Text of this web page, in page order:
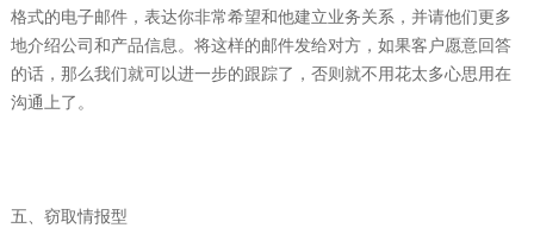
格式的电子邮件，表达你非常希望和他建立业务关系，并请他们更多
地介绍公司和产品信息。将这样的邮件发给对方，如果客户愿意回答
的话，那么我们就可以进一步的跟踪了，否则就不用花太多心思用在
沟通上了。
五、窃取情报型